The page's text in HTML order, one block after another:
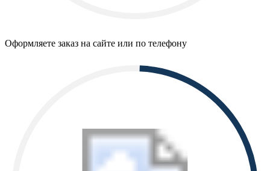
Оформляете заказ на сайте или по телефону